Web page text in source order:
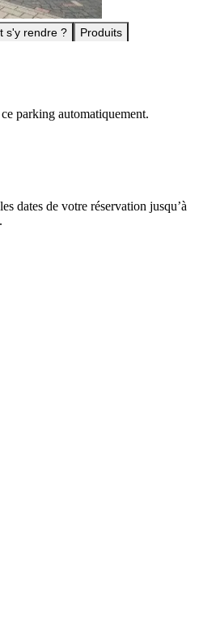
s'y rendre ? Produits
parking automatiquement.
dates de votre réservation jusqu’à